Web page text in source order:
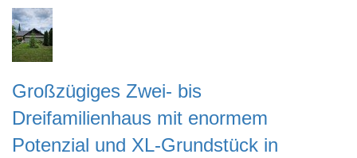
Großzügiges Zwei- bis
Dreifamilienhaus mit enormem
Potenzial und XL-Grundstück in